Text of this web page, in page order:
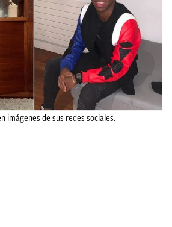
imágenes de sus redes sociales.